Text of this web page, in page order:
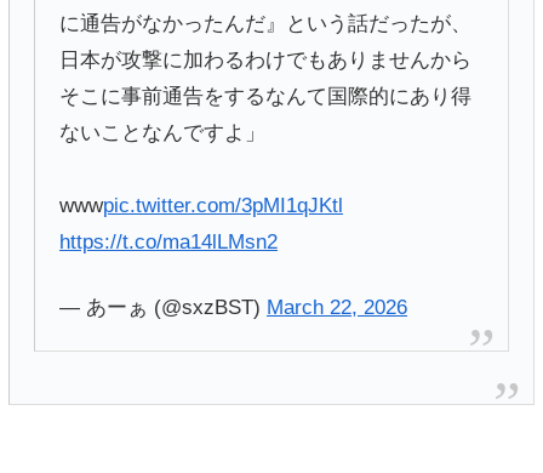
に通告がなかったんだ』という話だったが、
日本が攻撃に加わるわけでもありませんから
そこに事前通告をするなんて国際的にあり得
ないことなんですよ」
wwwpic.twitter.com/3pMI1qJKtl
https://t.co/ma14lLMsn2
— あーぁ (@sxzBST) March 22, 2026